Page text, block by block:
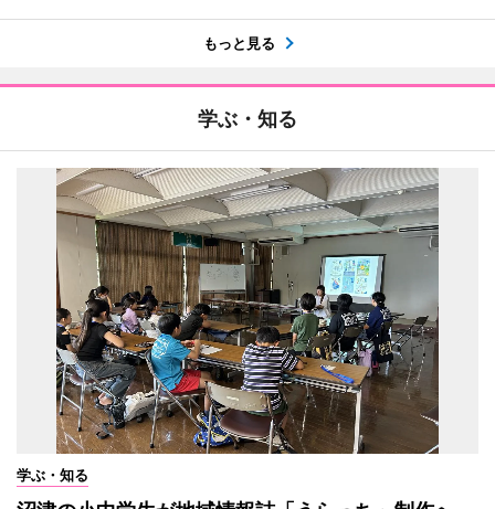
もっと見る
学ぶ・知る
学ぶ・知る